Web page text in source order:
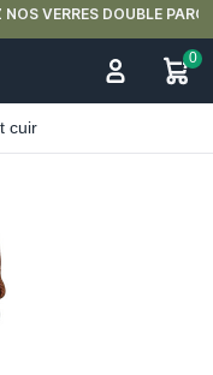
DOUBLE PAROI 🍵
0
cuir